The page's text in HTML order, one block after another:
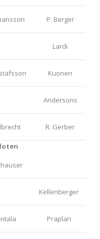
P. Berger
Lardi
Kuonen
Andersons
R. Gerber
Kellenberger
Praplan